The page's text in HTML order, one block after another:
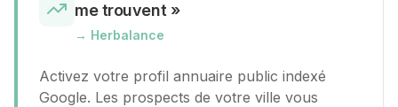
me trouvent »
→ Herbalance
Activez votre profil annuaire public indexé
Google. Les prospects de votre ville vous